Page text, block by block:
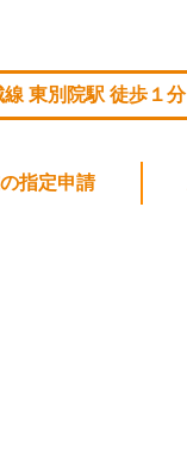
東別院駅 徒歩１分
指定申請